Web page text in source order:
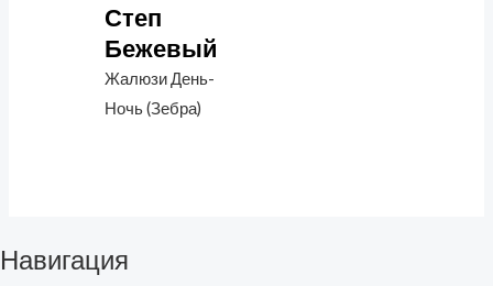
Степ
Бежевый
Жалюзи День-
Ночь (Зебра)
Навигация